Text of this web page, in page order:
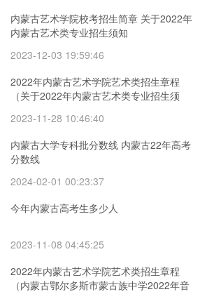
内蒙古艺术学院校考招生简章 关于2022年
内蒙古艺术类专业招生须知
2023-12-03 19:59:46
2022年内蒙古艺术学院艺术类招生章程
（关于2022年内蒙古艺术类专业招生须
2023-11-28 10:46:40
内蒙古大学专科批分数线 内蒙古22年高考
分数线
2024-02-01 00:23:37
今年内蒙古高考生多少人
2023-11-08 04:45:25
2022年内蒙古艺术学院艺术类招生章程
（内蒙古鄂尔多斯市蒙古族中学2022年音